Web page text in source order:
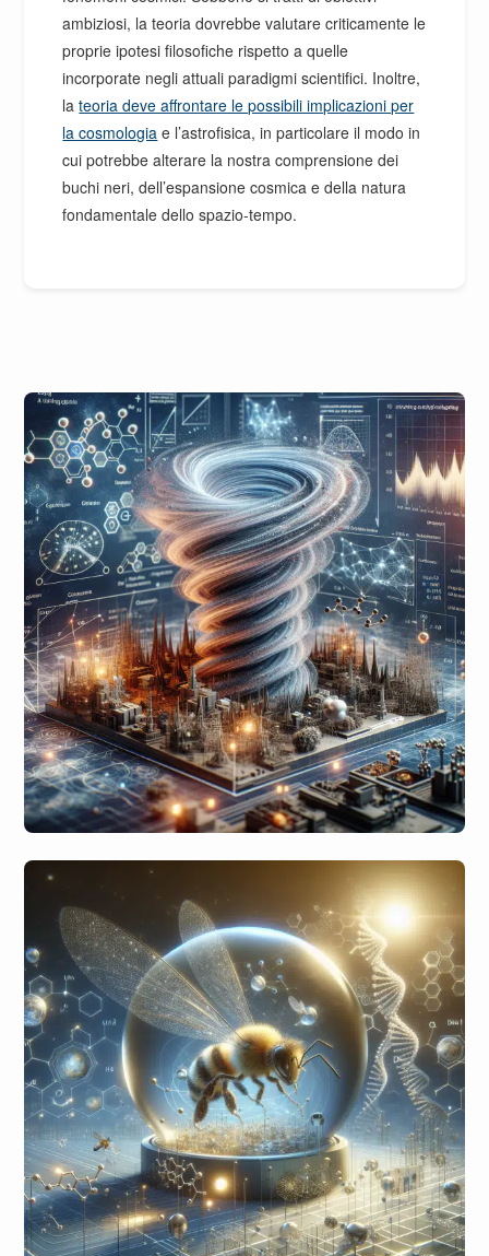
ambiziosi, la teoria dovrebbe valutare criticamente le
proprie ipotesi filosofiche rispetto a quelle
incorporate negli attuali paradigmi scientifici. Inoltre,
lateoria deve affrontare le possibili implicazioni per
la cosmologia e l’astrofisica, in particolare il modo in
cui potrebbe alterare la nostra comprensione dei
buchi neri, dell’espansione cosmica e della natura
fondamentale dello spazio-tempo.